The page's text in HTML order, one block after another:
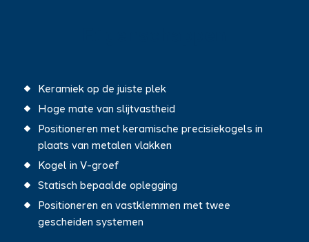
Keramiek op de juiste plek
Hoge mate van slijtvastheid
Positioneren met keramische precisiekogels in
plaats van metalen vlakken
Kogel in V-groef
Statisch bepaalde oplegging
Positioneren en vastklemmen met twee
gescheiden systemen